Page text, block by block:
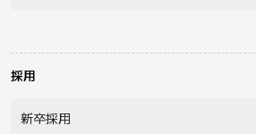
採用
新卒採用